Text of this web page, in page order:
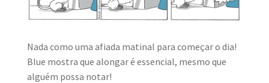
MINHA CONTA
CARRINHO
Search
for:
Nada como uma afiada matinal para começar o dia!
Blue mostra que alongar é essencial, mesmo que
alguém possa notar!